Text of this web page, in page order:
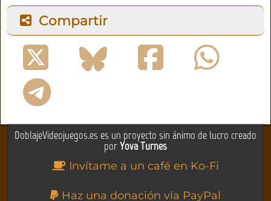
Compartir
DoblajeVideojuegos.es es un proyecto sin ánimo de lucro creado
porYova Turnes
Invítame a un café en Ko-Fi
Haz una donación vía PayPal